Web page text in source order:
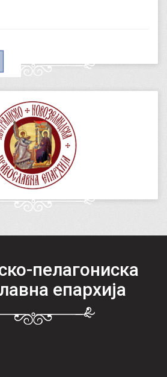
пелагониска
епархија